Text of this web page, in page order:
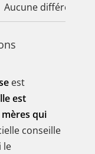
Aucune différence
est
est
mères qui
conseille
le